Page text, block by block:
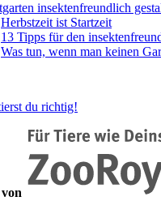
insektenfreundlich
Herbstzeit ist Startzeit
13 Tipps für den
Was tun, wenn man keinen
du richtig!